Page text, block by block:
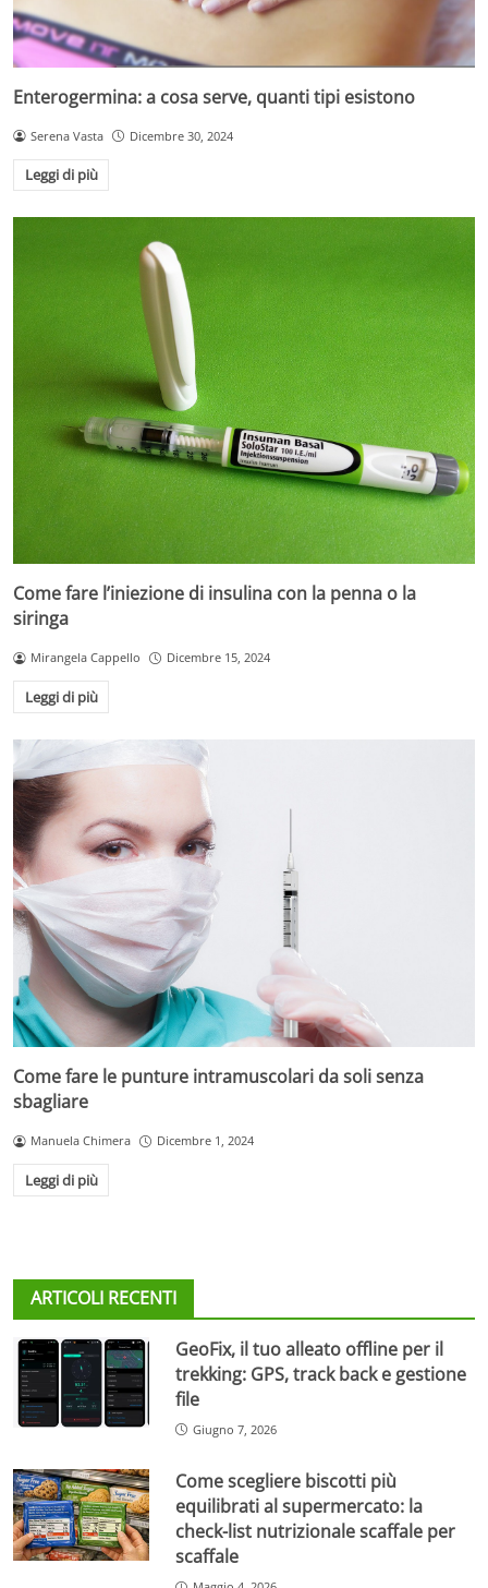
Enterogermina: a cosa serve, quanti tipi esistono
Serena Vasta Dicembre 30, 2024
Leggi di più
Come fare l’iniezione di insulina con la penna o la
siringa
Mirangela Cappello Dicembre 15, 2024
Leggi di più
Come fare le punture intramuscolari da soli senza
sbagliare
Manuela Chimera Dicembre 1, 2024
Leggi di più
ARTICOLI RECENTI
GeoFix, il tuo alleato offline per il
trekking: GPS, track back e gestione
file
Giugno 7, 2026
Come scegliere biscotti più
equilibrati al supermercato: la
check-list nutrizionale scaffale per
scaffale